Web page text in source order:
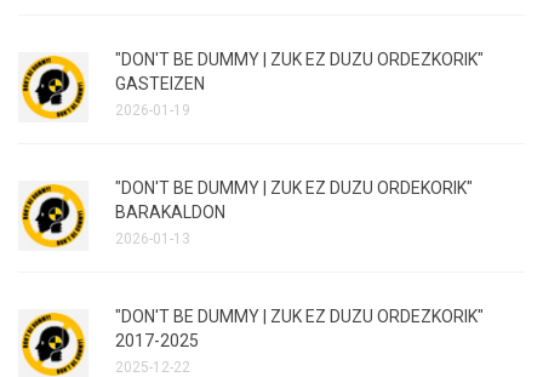
"DON'T BE DUMMY | ZUK EZ DUZU ORDEZKORIK"
GASTEIZEN
2026-01-19
"DON'T BE DUMMY | ZUK EZ DUZU ORDEKORIK"
BARAKALDON
2026-01-13
"DON'T BE DUMMY | ZUK EZ DUZU ORDEZKORIK"
2017-2025
2025-12-22